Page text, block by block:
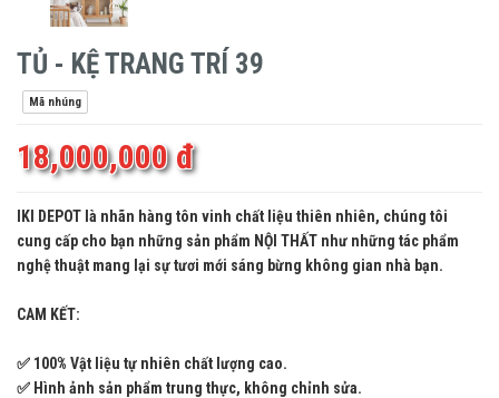
TỦ - KỆ TRANG TRÍ 39
Mã nhúng
18,000,000 đ
IKI DEPOT là nhãn hàng tôn vinh chất liệu thiên nhiên, chúng tôi
cung cấp cho bạn những sản phẩm NỘI THẤT như những tác phẩm
nghệ thuật mang lại sự tươi mới sáng bừng không gian nhà bạn.
CAM KẾT:
✅ 100% Vật liệu tự nhiên chất lượng cao.
✅ Hình ảnh sản phẩm trung thực, không chỉnh sửa.